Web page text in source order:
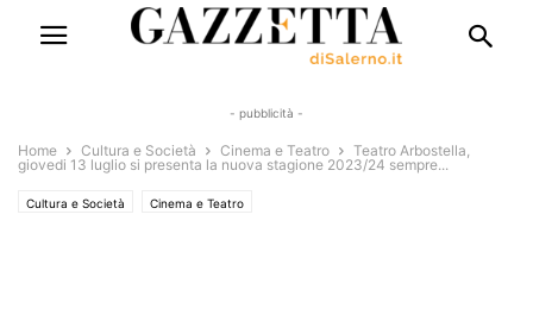
- pubblicità -
Home Cultura e Società Cinema e Teatro
Teatro Arbostella,
giovedi 13 luglio si presenta la nuova stagione 2023/24 sempre...
Cultura e Società Cinema e Teatro